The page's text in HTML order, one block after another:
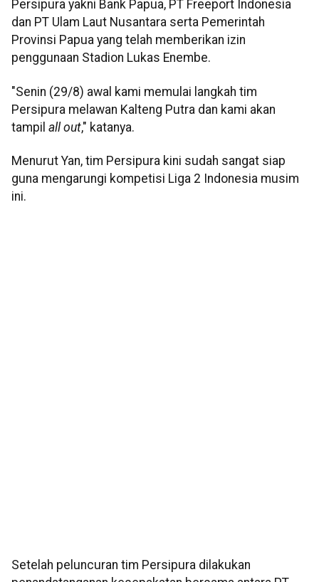
Persipura yakni Bank Papua, PT Freeport Indonesia
dan PT Ulam Laut Nusantara serta Pemerintah
Provinsi Papua yang telah memberikan izin
penggunaan Stadion Lukas Enembe.
"Senin (29/8) awal kami memulai langkah tim
Persipura melawan Kalteng Putra dan kami akan
tampil all out," katanya.
Menurut Yan, tim Persipura kini sudah sangat siap
guna mengarungi kompetisi Liga 2 Indonesia musim
ini.
Setelah peluncuran tim Persipura dilakukan